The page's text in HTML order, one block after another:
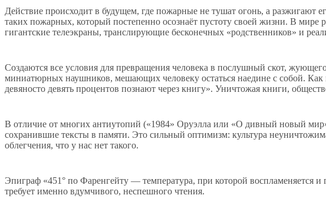
Действие происходит в будущем, где пожарные не тушат огонь, а
таких пожарных, который постепенно осознаёт пустоту своей жизни. В
гигантские телеэкраны, транслирующие бесконечных «родственников» и
Создаются все условия для превращения человека в послушный скот,
миниатюрных наушников, мешающих человеку остаться наедине с собой. Как
девяносто девять процентов познают через книгу». Уничтожая книги,
В отличие от многих антиутопий («1984» Оруэлла или «О дивный новый
сохранившие тексты в памяти. Это сильный оптимизм: культура
облегчения, что у нас нет такого.
Эпиграф «451° по Фаренгейту — температура, при которой воспламеняется
требует именно вдумчивого, неспешного чтения.